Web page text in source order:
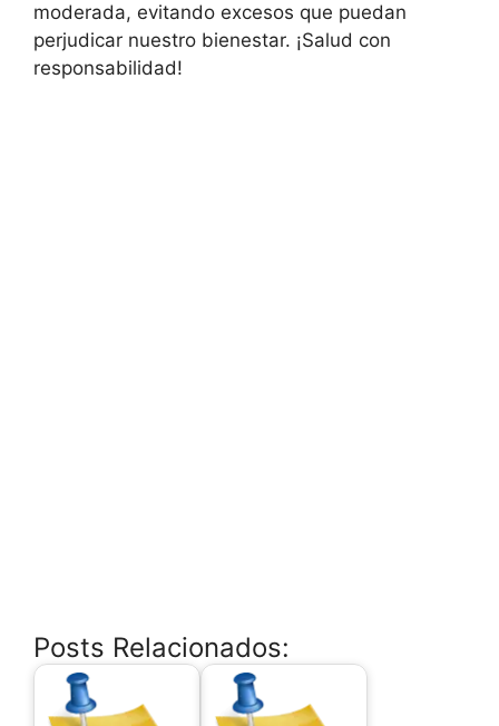
moderada, evitando excesos que puedan
perjudicar nuestro bienestar. ¡Salud con
responsabilidad!
Posts Relacionados: